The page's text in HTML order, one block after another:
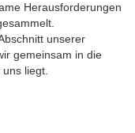
Herausforderungen
unserer
gemeinsam in die
liegt.